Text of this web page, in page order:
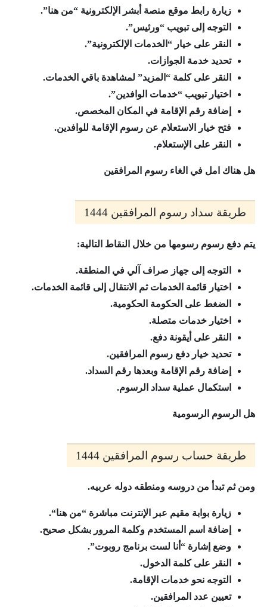
زيارة رابط موقع منصة أبشر الإلكترونية “من هنا”.
التوجه إلى تبويب “ورئيس”.
النقر على خيار “الخدمات الإلكترونية”.
تحديد خدمة الجوازات.
النقر على كلمة “المزيد” لمشاهدة باقي الخدمات.
اختيار تبويب “خدمات الوافدين”.
إضافة رقم الإقامة في المكان المخصص.
فتح خيار الاستعلام عن رسوم الإقامة للوافدين.
النقر على الإستعلام.
هل هناك امل في الغاء رسوم المرافقين
طريقة سداد رسوم المرافقين 1444
يتم دفع رسوم رسومها من خلال النقاط التالية:
التوجه إلى جهاز صراف آلي في المنطقة.
اختيار قائمة الخدمات ثم الانتقال إلى قائمة الخدمات.
الضغط على الحكومة الحكومية.
اختيار خدمات متصلة.
النقر على أيقونة دفع.
تحديد خيار دفع رسوم المرافقين.
إضافة رقم الإقامة وبعدها رقم السداد.
استكمال عملية سداد الرسوم.
هل الرسوم الرسومية
طريقة حساب رسوم المرافقين 1444
ومن ثم تبدأ من دروسه ومنطقه دوله عربيه.
زيارة بوابة مقيم عبر الإنترنت مباشرة “من هنا“.
إضافة اسم المستخدم وكلمة المرور بشكل صحيح.
وضع إشارة “أنا لست برنامج روبوت”.
النقر على كلمة الدخول.
التوجه نحو خدمات الإقامة.
تعيين عدد المرافقين.